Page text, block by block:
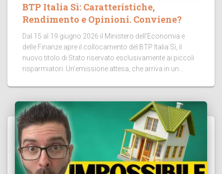
BTP Italia Sì: Caratteristiche,
Rendimento e Opinioni. Conviene?
Dal 15 al 19 giugno 2026 il Ministero dell’Economia e
delle Finanze apre il collocamento del BTP Italia Sì, il
nuovo titolo di Stato riservato esclusivamente ai piccoli
risparmiatori. Un’emissione attesa, che arriva in un...